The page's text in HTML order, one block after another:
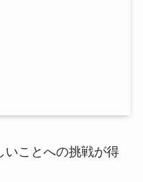
いことへの挑戦が得